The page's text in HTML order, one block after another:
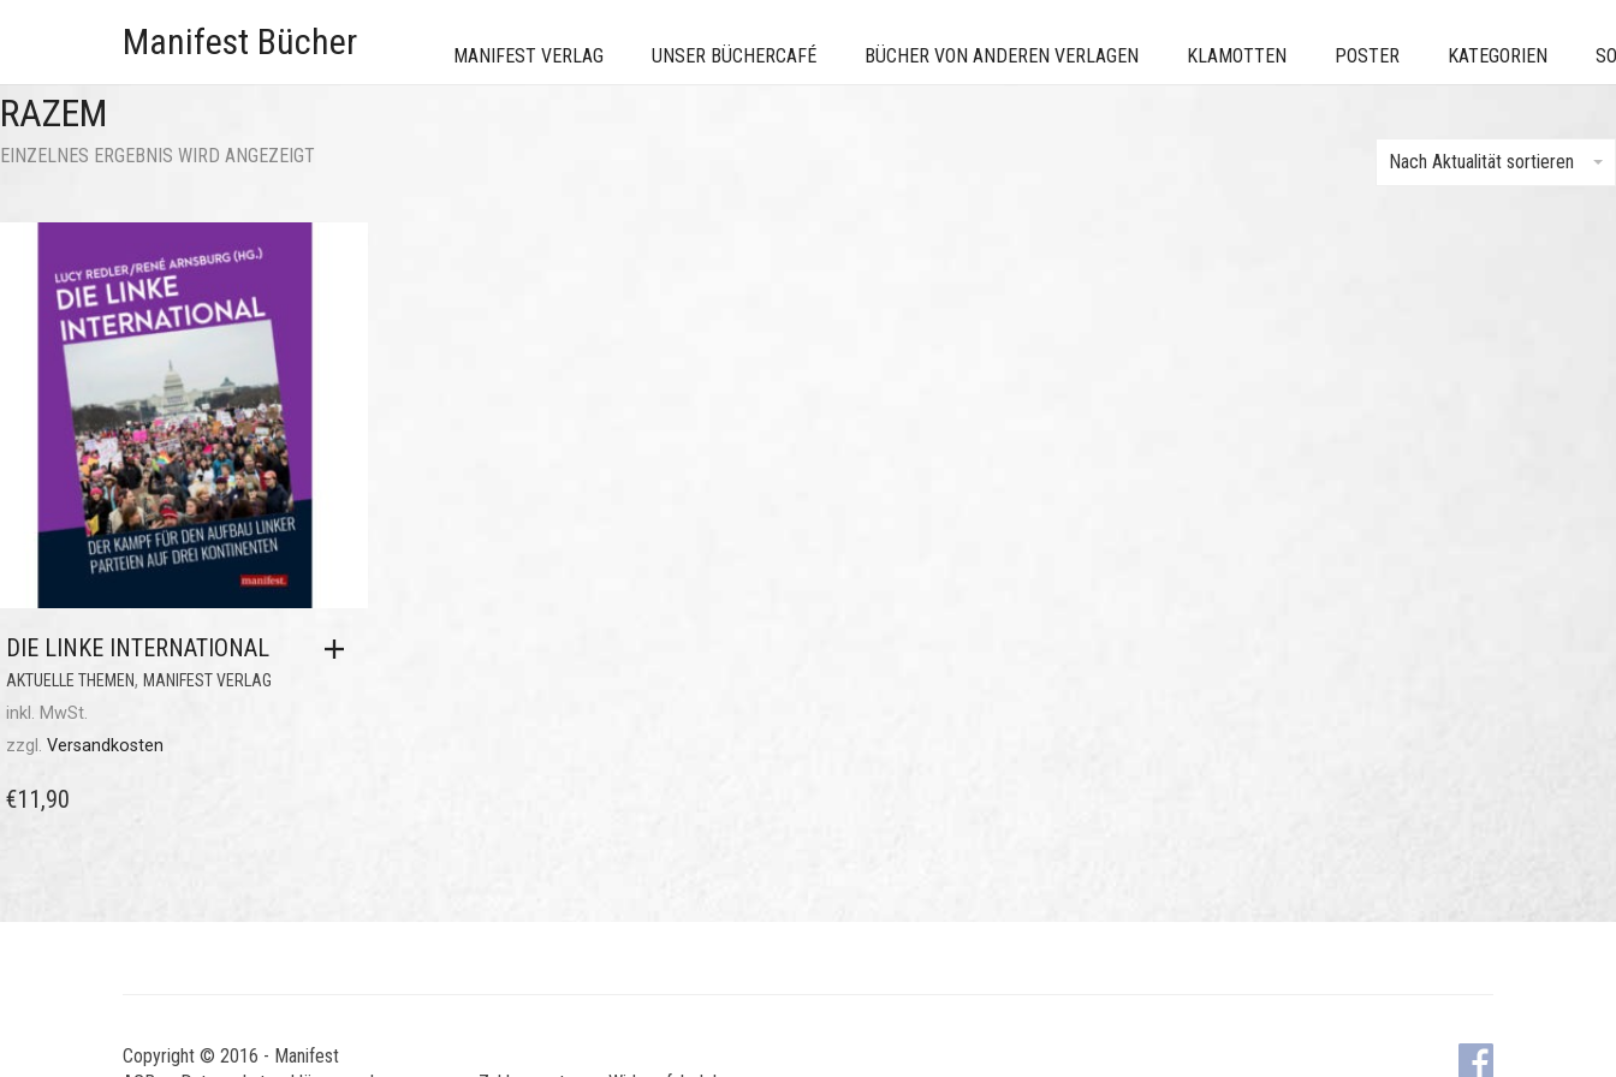
Manifest Bücher MANIFEST VERLAG UNSER BÜCHERCAFÉ BÜCHER VON ANDEREN VERLAGEN KLAMOTTEN POSTER KATEGORIEN
RAZEM
EINZELNES ERGEBNIS WIRD ANGEZEIGT Nach Aktualität sortieren
DIE LINKE INTERNATIONAL
AKTUELLE THEMEN, MANIFEST VERLAG
inkl. MwSt.
zzgl. Versandkosten
€11,90
Copyright © 2016 - Manifest